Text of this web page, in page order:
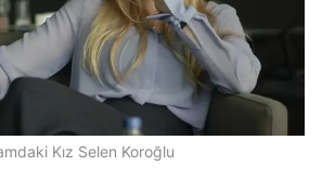
Kız Selen Koroğlu